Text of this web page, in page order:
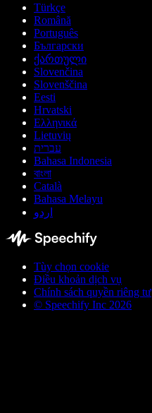
Türkçe
Română
Português
Български
ქართული
Slovenčina
Slovenščina
Eesti
Hrvatski
Ελληνικά
Lietuvių
עברית
Bahasa Indonesia
বাংলা
Català
Bahasa Melayu
اردو
Tùy chọn cookie
Điều khoản dịch vụ
Chính sách quyền riêng tư
© Speechify Inc 2026